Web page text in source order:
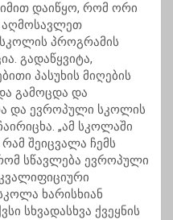
დაიწყო, რომ ორი
აღმოსავლეთ
პროგრამის
გადაწყვიტა,
პასუხის მიღების
გამოცდა და
და ევროპული სკოლის
„ამ სკოლაში
შეიცვალა ჩემს
სწავლება ევროპული
ხარისხიან
სხვადასხვა ქვეყნის